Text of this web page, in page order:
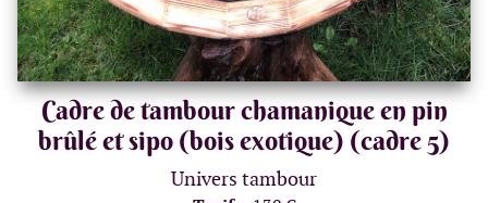
Cadre de tambour chamanique en pin
brûlé et sipo (bois exotique) (cadre 5)
Univers tambour